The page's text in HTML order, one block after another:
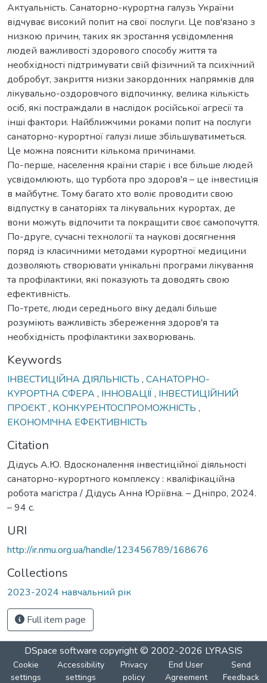
Актуальність. Санаторно-курортна галузь України
відчуває високий попит на свої послуги. Це пов'язано з
низкою причин, таких як зростання усвідомлення
людей важливості здорового способу життя та
необхідності підтримувати свій фізичний та психічний
добробут, закриття низки закордонних напрямків для
лікувально-оздоровчого відпочинку, велика кількість
осіб, які постраждали в наслідок російської агресії та
інші фактори. Найближчими роками попит на послуги
санаторно-курортної галузі лише збільшуватиметься.
Це можна пояснити кількома причинами.
По-перше, населення країни старіє і все більше людей
усвідомлюють, що турбота про здоров'я – це інвестиція
в майбутнє. Тому багато хто воліє проводити свою
відпустку в санаторіях та лікувальних курортах, де
вони можуть відпочити та покращити своє самопочуття.
По-друге, сучасні технології та наукові досягнення
поряд із класичними методами курортної медицини
дозволяють створювати унікальні програми лікування
та профілактики, які показують та доводять свою
ефективність.
По-третє, люди середнього віку дедалі більше
розуміють важливість збереження здоров'я та
необхідність профілактики захворювань.
Keywords
ІНВЕСТИЦІЙНА ДІЯЛЬНІСТЬ , САНАТОРНО-
КУРОРТНА СФЕРА , ІННОВАЦІЇ , ІНВЕСТИЦІЙНИЙ
ПРОЄКТ, КОНКУРЕНТОСПРОМОЖНІСТЬ ,
ЕКОНОМІЧНА ЕФЕКТИВНІСТЬ
Citation
Дідусь А.Ю. Вдосконалення інвестиційної діяльності
санаторно-курортного комплексу : кваліфікаційна
робота магістра / Дідусь Анна Юріївна. – Дніпро, 2024.
– 94 с.
URI
http://ir.nmu.org.ua/handle/123456789/168676
Collections
2023-2024 навчальний рік
Full item page
DSpace software copyright © 2002-2026 LYRASIS
Cookie
settings
Accessibility
settings
Privacy
policy
End User
Agreement
Send
Feedback